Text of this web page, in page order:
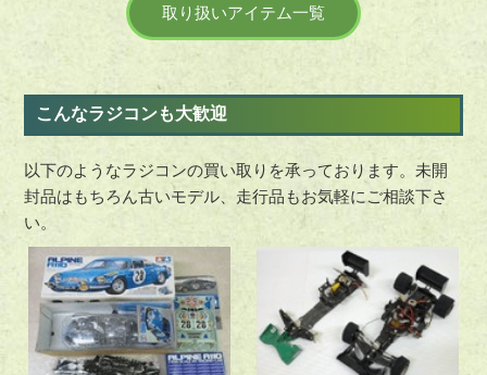
取り扱いアイテム一覧
こんなラジコンも大歓迎
以下のようなラジコンの買い取りを承っております。未開
封品はもちろん古いモデル、走行品もお気軽にご相談下さ
い。